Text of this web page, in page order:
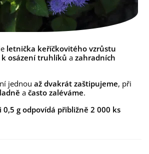
letnička keříčkovitého vzrůstu
k osázení truhlíků a zahradních
jednou až dvakrát zaštipujeme, při
a často zaléváme.
g odpovídá přibližně 2 000 ks